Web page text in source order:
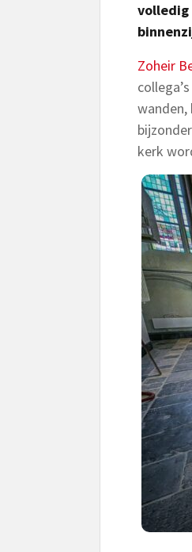
volledig
Zoheir
wanden,
kerk